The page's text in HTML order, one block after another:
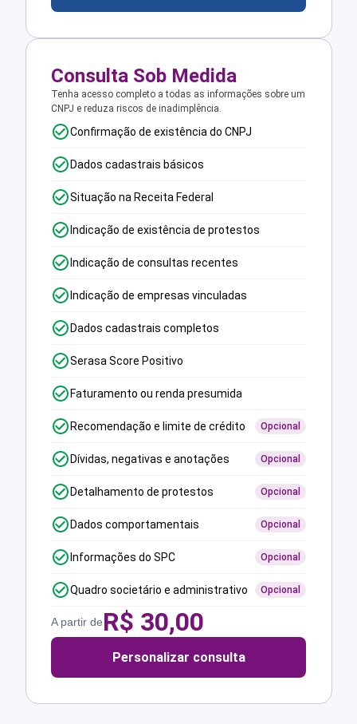
Consulta Sob Medida
Tenha acesso completo a todas as informações sobre um
CNPJ e reduza riscos de inadimplência.
Confirmação de existência do CNPJ
Dados cadastrais básicos
Situação na Receita Federal
Indicação de existência de protestos
Indicação de consultas recentes
Indicação de empresas vinculadas
Dados cadastrais completos
Serasa Score Positivo
Faturamento ou renda presumida
Recomendação e limite de crédito Opcional
Dívidas, negativas e anotações Opcional
Detalhamento de protestos Opcional
Dados comportamentais Opcional
Informações do SPC Opcional
Quadro societário e administrativo Opcional
A partir deR$ 30,00
Personalizar consulta